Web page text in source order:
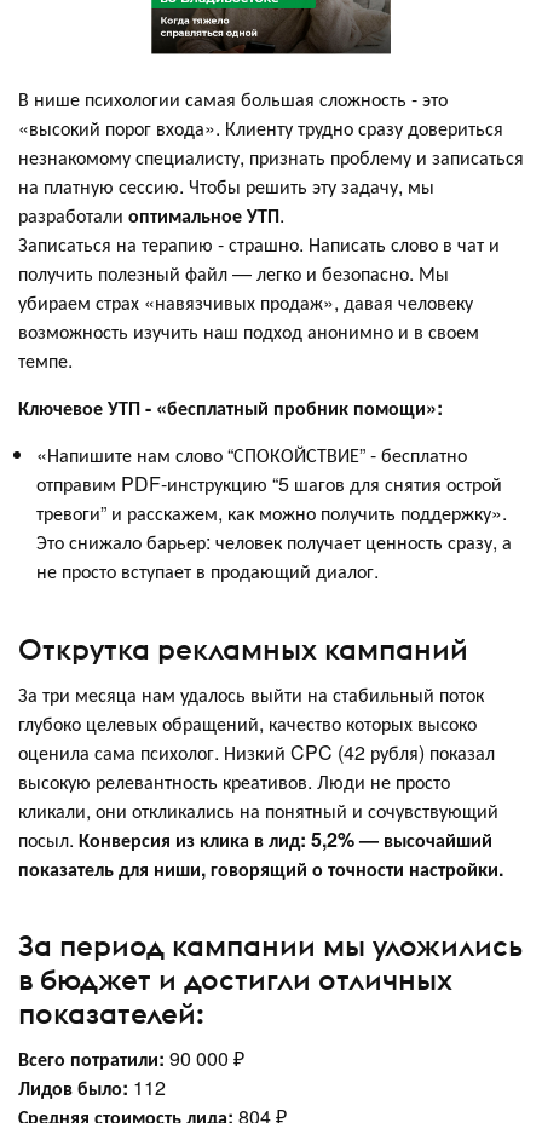
В нише психологии самая большая сложность - это
«высокий порог входа». Клиенту трудно сразу довериться
незнакомому специалисту, признать проблему и записаться
на платную сессию. Чтобы решить эту задачу, мы
разработали оптимальное УТП.
Записаться на терапию - страшно. Написать слово в чат и
получить полезный файл — легко и безопасно. Мы
убираем страх «навязчивых продаж», давая человеку
возможность изучить наш подход анонимно и в своем
темпе.
Ключевое УТП - «бесплатный пробник помощи»:
«Напишите нам слово “СПОКОЙСТВИЕ” - бесплатно
отправим PDF-инструкцию “5 шагов для снятия острой
тревоги” и расскажем, как можно получить поддержку».
Это снижало барьер: человек получает ценность сразу, а
не просто вступает в продающий диалог.
Открутка рекламных кампаний
За три месяца нам удалось выйти на стабильный поток
глубоко целевых обращений, качество которых высоко
оценила сама психолог. Низкий CPC (42 рубля) показал
высокую релевантность креативов. Люди не просто
кликали, они откликались на понятный и сочувствующий
посыл. Конверсия из клика в лид: 5,2% — высочайший
показатель для ниши, говорящий о точности настройки.
За период кампании мы уложились
в бюджет и достигли отличных
показателей:
Всего потратили: 90 000 ₽
Лидов было: 112
Средняя стоимость лида: 804 ₽